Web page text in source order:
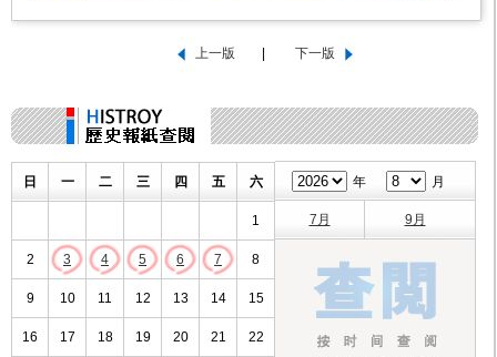
日 一 二 三 四 五 六
1
2 3 4 5 6 7 8
9 10 11 12 13 14 15
16 17 18 19 20 21 22
年 月
7月 9月